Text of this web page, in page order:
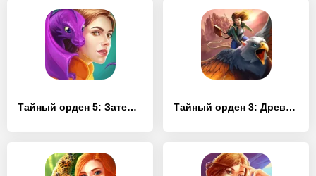
Тайный орден 5: Затерянное королевство (Full) Тайный орден 3: Древние времена (Full)